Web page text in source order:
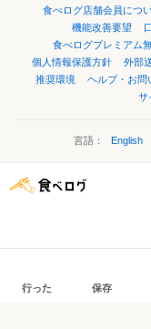
食べログ店舗会員につ
機能改善要望
食べログプレミアム
個人情報保護方針
外部
推奨環境
ヘルプ・お問
サ
言語： English
行った 保存